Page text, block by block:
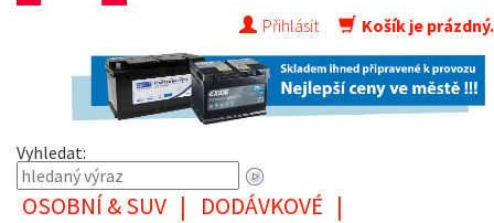
Přihlásit Košík je prázdný.
Vyhledat:
OSOBNÍ & SUV | DODÁVKOVÉ |